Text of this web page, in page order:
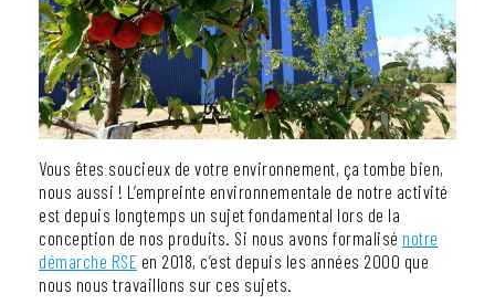
Vous êtes soucieux de votre environnement, ça tombe bien,
nous aussi ! L’empreinte environnementale de notre activité
est depuis longtemps un sujet fondamental lors de la
conception de nos produits. Si nous avons formalisé notre
démarche RSE en 2018, c’est depuis les années 2000 que
nous nous travaillons sur ces sujets.